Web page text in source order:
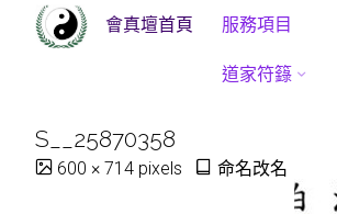
會真壇首頁 Skip
服務項目
道家符籙
S__25870358
Full600 × 714 pixels 命名改名